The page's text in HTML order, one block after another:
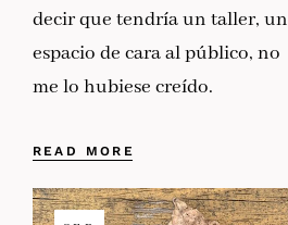
decir que tendría un taller, un
espacio de cara al público, no
me lo hubiese creído.
READ MORE